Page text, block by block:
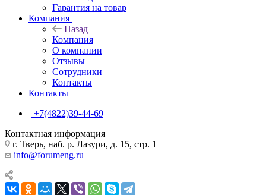
Гарантия на товар
Компания
Назад
Компания
О компании
Отзывы
Сотрудники
Контакты
Контакты
+7(4822)39-44-69
Контактная информация
г. Тверь, наб. р. Лазури, д. 15, стр. 1
info@forumeng.ru